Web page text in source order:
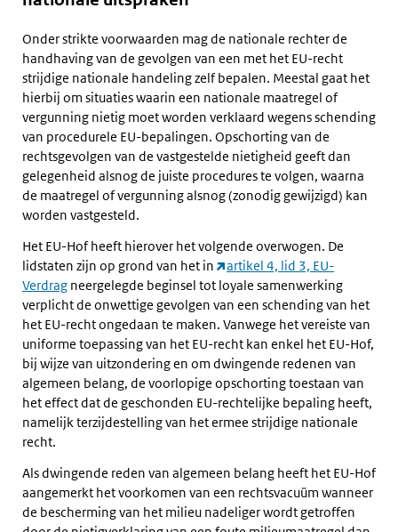
Onder strikte voorwaarden mag de nationale rechter de
handhaving van de gevolgen van een met het EU-recht
strijdige nationale handeling zelf bepalen. Meestal gaat het
hierbij om situaties waarin een nationale maatregel of
vergunning nietig moet worden verklaard wegens schending
van procedurele EU-bepalingen. Opschorting van de
rechtsgevolgen van de vastgestelde nietigheid geeft dan
gelegenheid alsnog de juiste procedures te volgen, waarna
de maatregel of vergunning alsnog (zonodig gewijzigd) kan
worden vastgesteld.
Het EU-Hof heeft hierover het volgende overwogen. De
lidstaten zijn op grond van het in
artikel 4, lid 3, EU-
Verdrag neergelegde beginsel tot loyale samenwerking
verplicht de onwettige gevolgen van een schending van het
het EU-recht ongedaan te maken. Vanwege het vereiste van
uniforme toepassing van het EU-recht kan enkel het EU-Hof,
bij wijze van uitzondering en om dwingende redenen van
algemeen belang, de voorlopige opschorting toestaan van
het effect dat de geschonden EU-rechtelijke bepaling heeft,
namelijk terzijdestelling van het ermee strijdige nationale
recht.
Als dwingende reden van algemeen belang heeft het EU-Hof
aangemerkt het voorkomen van een rechtsvacuüm wanneer
de bescherming van het milieu nadeliger wordt getroffen